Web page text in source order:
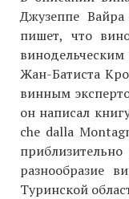
Джузеппе
пишет, что
Жан-Батиста
винным
он написал
che dalla
разнообразие
Туринской